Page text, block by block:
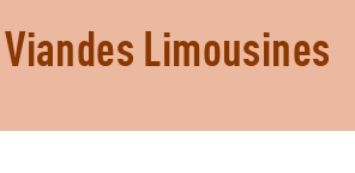
Limousines